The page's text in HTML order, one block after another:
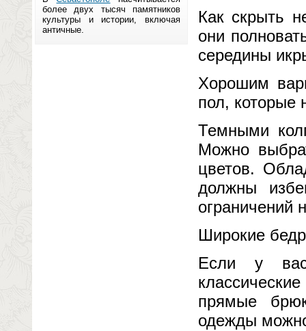
более двух тысяч памятников
культуры и истории, включая
античные.
Как скрыть
они
середины
Хорошим
пол, которые
Темными
Можно
цветов.
должны
ограничений
Широкие
Если у вас
прямые
одежды